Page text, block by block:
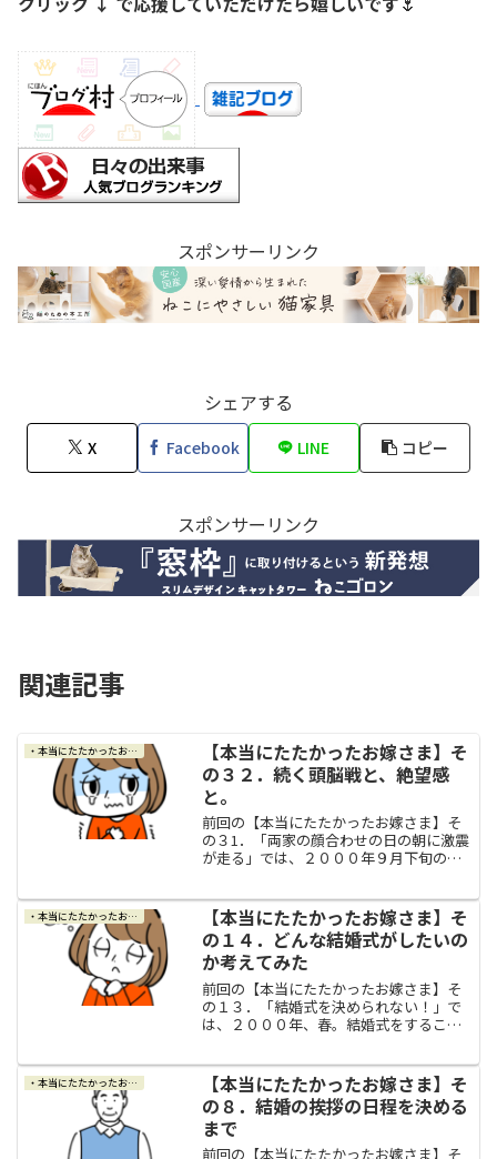
スポンサーリンク
シェアする
X Facebook LINE コピー
スポンサーリンク
関連記事
・本当にたたかったお嫁さま
【本当にたたかったお嫁さま】そ
の３２．続く頭脳戦と、絶望感
と。
前回の【本当にたたかったお嫁さま】そ
の３1．「両家の顔合わせの日の朝に激震
が走る」では、２０００年９月下旬の日
やカレに対して失礼な態度や言葉を言っ
たりしないかとか、結婚...
・本当にたたかったお嫁さま
【本当にたたかったお嫁さま】そ
の１４．どんな結婚式がしたいの
か考えてみた
前回の【本当にたたかったお嫁さま】そ
の１３．「結婚式を決められない！」で
は、２０００年、春。結婚式をすること
い時期に突入してしまったのと、「基本
的に結婚式はなばなの好き...
・本当にたたかったお嫁さま
【本当にたたかったお嫁さま】そ
の８．結婚の挨拶の日程を決める
まで
前回の【本当にたたかったお嫁さま】そ